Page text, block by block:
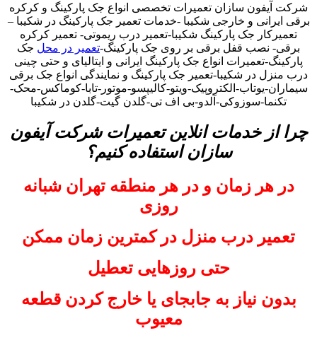
شرکت آیفون سازان تعمیرات تخصصی انواع جک پارکینگ و کرکره
برقی ایرانی و خارجی شکیبا -خدمات تعمیر جک پارکینگ در شکیبا –
تعمیرکار جک پارکینگ شکیبا-تعمیر درب ریموتی- تعمیر کرکره
برقی- نصب قفل برقی بر روی جک پارکینگ-تعمیر در محل جک
پارکینگ-تعمیرات انواع جک پارکینگ ایرانی و ایتالیای و حتی چینی
درب منزل در شکیبا-تعمیر جک پارکینگ و نمایندگی انواع جک برقی
سیماران-یوتاب-الکتروپیک-ویتو-کالیپسو-موتور-تابا-کوماکس-محک-
تکنما-سوزوکی-آلدو-بی اف تی-گلدن گیت-گلدن در شکیبا
چرا از خدمات انلاین تعمیرات شرکت آیفون
سازان استفاده کنیم؟
در هر زمان و در هر منطقه تهران شبانه
روزی
تعمیر درب منزل در کمترین زمان ممکن
حتی روزهایی تعطیل
بدون نیاز به جابجای یا خارج کردن قطعه
معیوب